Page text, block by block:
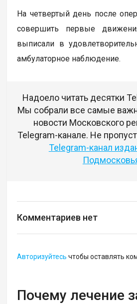
На четвертый день после
совершить первые
выписали в
амбулаторное наблюдение.
Надоело читать десятки
Мы собрали все самые
новости Московского
Telegram-канале. Не
Telegram-канал
Комментариев нет
Авторизуйтесь чтобы оставлять
Почему лечение